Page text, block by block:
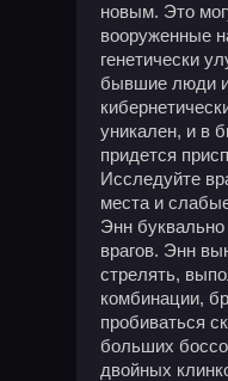
новым. Это
вооруженные
генетически
бывшие люди
уникален, и в
придется
Исследуйте
места и
Энн
врагов. Энн
стрелять,
комбинации,
пробиваться
больших
двойных